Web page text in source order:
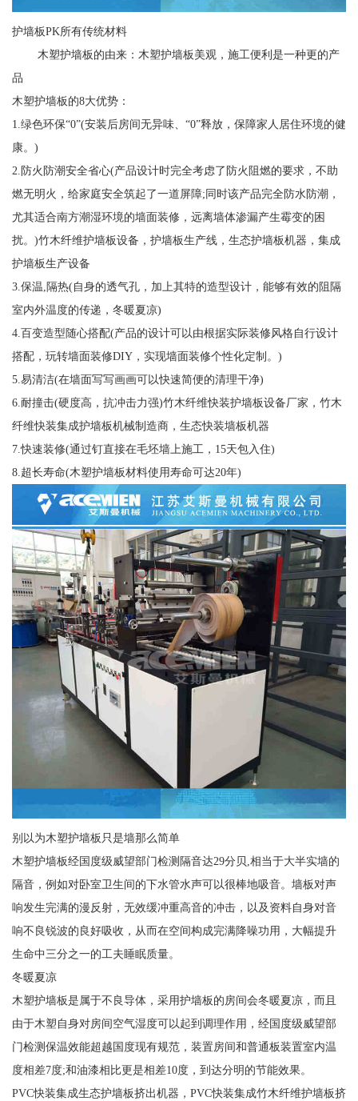
护墙板PK所有传统材料
木塑护墙板的由来：木塑护墙板美观，施工便利是一种更的产
品
木塑护墙板的8大优势：
1.绿色环保“0”(安装后房间无异味、“0”释放，保障家人居住环境的健
康。)
2.防火防潮安全省心(产品设计时完全考虑了防火阻燃的要求，不助
燃无明火，给家庭安全筑起了一道屏障;同时该产品完全防水防潮，
尤其适合南方潮湿环境的墙面装修，远离墙体渗漏产生霉变的困
扰。)竹木纤维护墙板设备，护墙板生产线，生态护墙板机器，集成
护墙板生产设备
3.保温,隔热(自身的透气孔，加上其特的造型设计，能够有效的阻隔
室内外温度的传递，冬暖夏凉)
4.百变造型随心搭配(产品的设计可以由根据实际装修风格自行设计
搭配，玩转墙面装修DIY，实现墙面装修个性化定制。)
5.易清洁(在墙面写写画画可以快速简便的清理干净)
6.耐撞击(硬度高，抗冲击力强)竹木纤维快装护墙板设备厂家，竹木
纤维快装集成护墙板机械制造商，生态快装墙板机器
7.快速装修(通过钉直接在毛坯墙上施工，15天包入住)
8.超长寿命(木塑护墙板材料使用寿命可达20年)
别以为木塑护墙板只是墙那么简单
木塑护墙板经国度级威望部门检测隔音达29分贝,相当于大半实墙的
隔音，例如对卧室卫生间的下水管水声可以很棒地吸音。墙板对声
响发生完满的漫反射，无效缓冲重高音的冲击，以及资料自身对音
响不良锐波的良好吸收，从而在空间构成完满降噪功用，大幅提升
生命中三分之一的工夫睡眠质量。
冬暖夏凉
木塑护墙板是属于不良导体，采用护墙板的房间会冬暖夏凉，而且
由于木塑自身对房间空气湿度可以起到调理作用，经国度级威望部
门检测保温效能超越国度现有规范，装置房间和普通板装置室内温
度相差7度;和油漆相比更是相差10度，到达分明的节能效果。
PVC快装集成生态护墙板挤出机器，PVC快装集成竹木纤维护墙板挤